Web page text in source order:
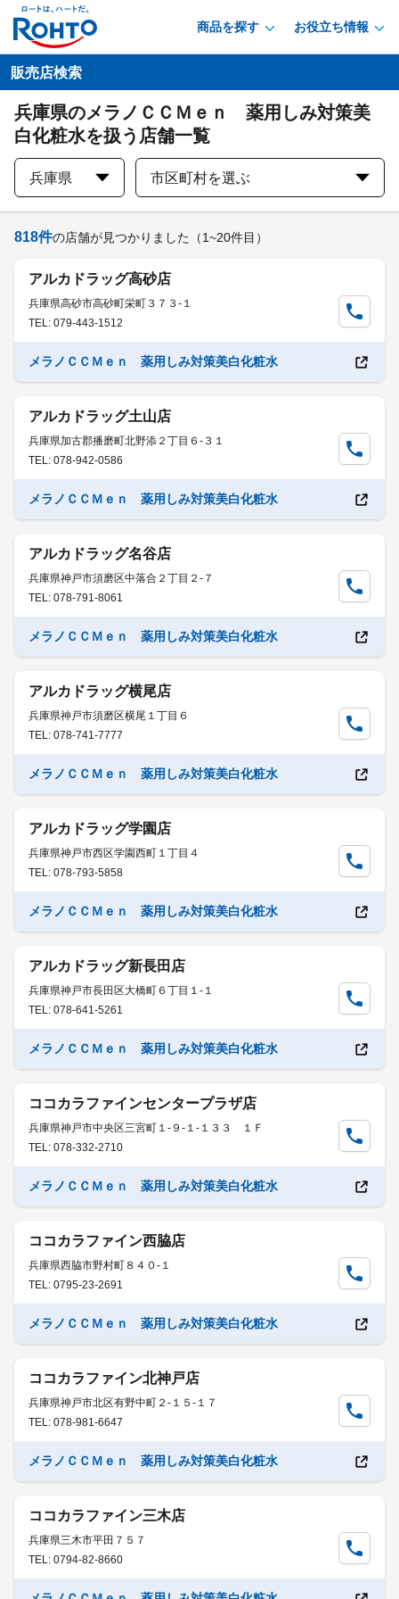
商品を探す お役立ち情報
販売店検索
兵庫県のメラノＣＣＭｅｎ 薬用しみ対策美
白化粧水を扱う店舗一覧
兵庫県 市区町村を選ぶ
818件の店舗が見つかりました （1~20件目）
アルカドラッグ高砂店
兵庫県高砂市高砂町栄町３７３-１
TEL: 079-443-1512
メラノＣＣＭｅｎ 薬用しみ対策美白化粧水
アルカドラッグ土山店
兵庫県加古郡播磨町北野添２丁目６-３１
TEL: 078-942-0586
メラノＣＣＭｅｎ 薬用しみ対策美白化粧水
アルカドラッグ名谷店
兵庫県神戸市須磨区中落合２丁目２-７
TEL: 078-791-8061
メラノＣＣＭｅｎ 薬用しみ対策美白化粧水
アルカドラッグ横尾店
兵庫県神戸市須磨区横尾１丁目６
TEL: 078-741-7777
メラノＣＣＭｅｎ 薬用しみ対策美白化粧水
アルカドラッグ学園店
兵庫県神戸市西区学園西町１丁目４
TEL: 078-793-5858
メラノＣＣＭｅｎ 薬用しみ対策美白化粧水
アルカドラッグ新長田店
兵庫県神戸市長田区大橋町６丁目１-１
TEL: 078-641-5261
メラノＣＣＭｅｎ 薬用しみ対策美白化粧水
ココカラファインセンタープラザ店
兵庫県神戸市中央区三宮町１-９-１-１３３ １Ｆ
TEL: 078-332-2710
メラノＣＣＭｅｎ 薬用しみ対策美白化粧水
ココカラファイン西脇店
兵庫県西脇市野村町８４０-１
TEL: 0795-23-2691
メラノＣＣＭｅｎ 薬用しみ対策美白化粧水
ココカラファイン北神戸店
兵庫県神戸市北区有野中町２-１５-１７
TEL: 078-981-6647
メラノＣＣＭｅｎ 薬用しみ対策美白化粧水
ココカラファイン三木店
兵庫県三木市平田７５７
TEL: 0794-82-8660